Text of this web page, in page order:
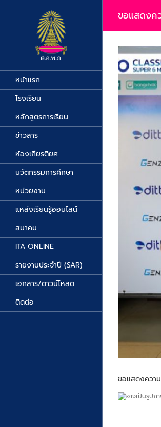
หน้าแรก
โรงเรียน
หลักสูตรการเรียน
ข่าวสาร
ห้องเกียรติยศ
นวัตกรรมการศึกษา
หน่วยงาน
แหล่งเรียนรู้ออนไลน์
สมาคม
ITA ONLINE
รายงานประจำปี (SAR)
เอกสาร/ดาวน์โหลด
ติดต่อ
ขอแสดงค
View
Larger
Image
ขอแสดงควา